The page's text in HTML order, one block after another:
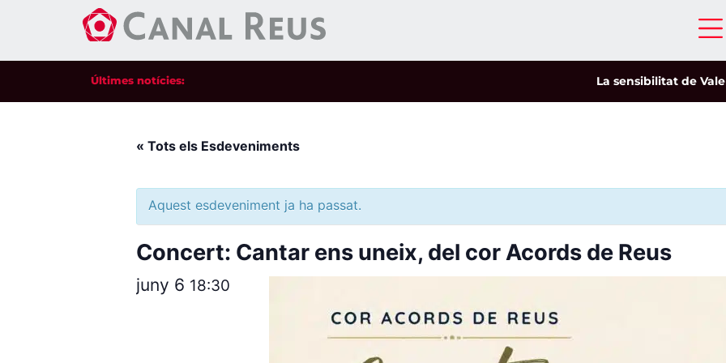
Últimes notícies: La sensibilitat de
« Tots els Esdeveniments
Aquest esdeveniment ja ha passat.
Concert: Cantar ens uneix, del cor Acords de Reus
juny 6 18:30